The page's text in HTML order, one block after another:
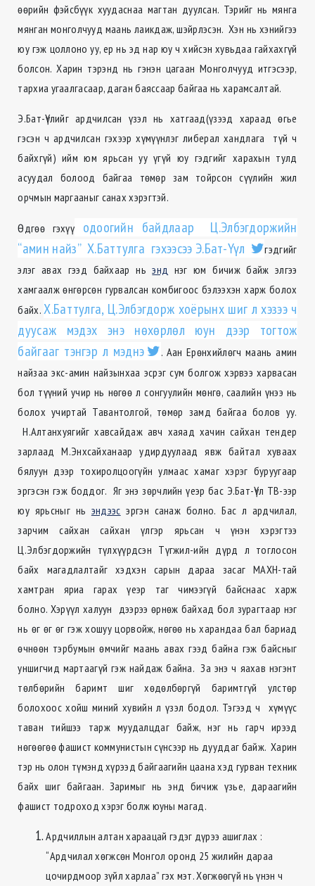
өөрийн фэйсбүүк хуудаснаа магтан дуулсан. Тэрийг нь мянга
мянган монголчууд маань лаикдаж, шэйрлэсэн. Хэн нь хэнийгээ
юу гэж цоллоно уу, ер нь эд нар юу ч хийсэн хувьдаа гайхахгүй
болсон. Харин тэрэнд нь гэнэн цагаан Монголчууд итгэсээр,
тархиа угаалгасаар, даган баяссаар байгаа нь харамсалтай.
Э.Бат-Үүлийг ардчилсан үзэл нь хатгаад(үзээд хараад өгье
гэсэн ч ардчилсан гэхээр хүмүүнлэг либерал хандлага түй ч
байхгүй) ийм юм ярьсан уу үгүй юу гэдгийг харахын тулд
асуудал болоод байгаа төмөр зам тойрсон сүүлийн жил
орчмын маргааныг санах хэрэгтэй.
Өдгөө гэхүү
одоогийн байдлаар Ц.Элбэгдоржийн
“амин найз” Х.Баттулга гэхээсээ Э.Бат-Үүл
гэдгийг
элэг авах гээд байхаар ньэнд нэг юм бичиж байж элгээ
хамгаалж өнгөрсөн гурвалсан комбигоос бэлээхэн харж болох
байх.Х.Баттулга, Ц.Элбэгдорж хоёрынх шиг л хэзээ ч
дуусаж мэдэх энэ нөхөрлөл юун дээр тогтож
байгааг тэнгэр л мэднэ
. Аан Ерөнхийлөгч маань амин
найзаа экс-амин найзынхаа эсрэг сум болгож хэрвээ харвасан
бол түүний учир нь нөгөө л сонгуулийн мөнгө, саалийн үнээ нь
болох учиртай Тавантолгой, төмөр замд байгаа болов уу.
Н.Алтанхуягийг хавсайдаж авч хаяад хачин сайхан тендер
зарлаад М.Энхсайханаар удирдуулаад явж байтал хуваах
бялуун дээр тохиролцоогүйн улмаас хамаг хэрэг буруугаар
эргэсэн гэж боддог. Яг энэ зөрчлийн үеэр бас Э.Бат-Үүл ТВ-ээр
юу ярьсныг нь эндээс эргэн санаж болно. Бас л ардчилал,
зарчим сайхан сайхан үлгэр ярьсан ч үнэн хэрэгтээ
Ц.Элбэгдоржийн түлхүүрдсэн Түгжил-ийн дүрд л тоглосон
байх магадлалтайг хэдхэн сарын дараа засаг МАХН-тай
хамтран яриа гарах үеэр таг чимээгүй байснаас харж
болно. Хэрүүл халуун дээрээ өрнөж байхад бол зурагтаар нэг
нь өг өг өг гэж хошуу цорвойж, нөгөө нь харандаа бал бариад
өчнөөн тэрбумын өмчийг маань авах гээд байна гэж байсныг
уншигчид мартаагүй гэж найдаж байна. За энэ ч яахав нэгэнт
төлбөрийн баримт шиг хөдөлбөргүй баримтгүй улстөр
болохоос хойш миний хувийн л үзэл бодол. Тэгээд ч хүмүүс
таван тийшээ тарж муудалцдаг байж, нэг нь гарч ирээд
нөгөөгөө фашист коммунистын сүнсээр нь дууддаг байж. Харин
тэр нь олон түмэнд хүрээд байгаагийн цаана хэд гурван техник
байх шиг байгаан. Заримыг нь энд бичиж үзье, дараагийн
фашист тодроход хэрэг болж юуны магад.
Ардчиллын алтан хараацай гэдэг дүрээ ашиглах :
“Ардчилал хөгжсөн Монгол оронд 25 жилийн дараа
цочирдмоор зүйл харлаа” гэх мэт. Хөгжөөгүй нь үнэн ч